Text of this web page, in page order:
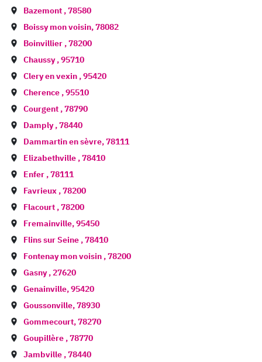
Bazemont ,78580
Boissy mon voisin,78082
Boinvillier ,78200
Chaussy,95710
Clery en vexin ,95420
Cherence ,95510
Courgent ,78790
Damply,78440
Dammartin en sèvre,78111
Elizabethville ,78410
Enfer ,78111
Favrieux ,78200
Flacourt ,78200
Fremainville,95450
Flins sur Seine ,78410
Fontenay mon voisin ,78200
Gasny,27620
Genainville,95420
Goussonville,78930
Gommecourt,78270
Goupillère ,78770
Jambville ,78440